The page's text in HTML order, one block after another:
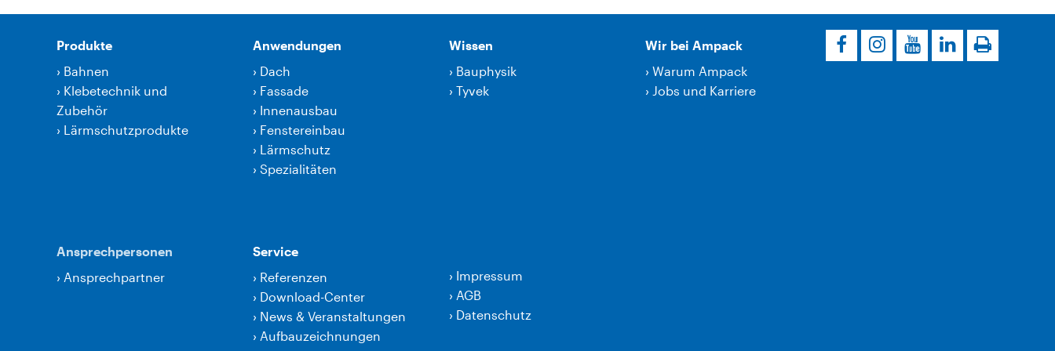
Produkte
› Bahnen
› Klebetechnik und
Zubehör
› Lärmschutzprodukte
Anwendungen
› Dach
› Fassade
› Innenausbau
› Fenstereinbau
› Lärmschutz
› Spezialitäten
Wissen
› Bauphysik
› Tyvek
Wir bei Ampack
› Warum Ampack
› Jobs und Karriere
Ansprechpersonen
› Ansprechpartner
Service
› Referenzen
› Download-Center
› News & Veranstaltungen
› Aufbauzeichnungen
› Impressum
› AGB
› Datenschutz